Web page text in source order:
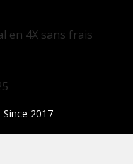
en 4X sans frais
2017